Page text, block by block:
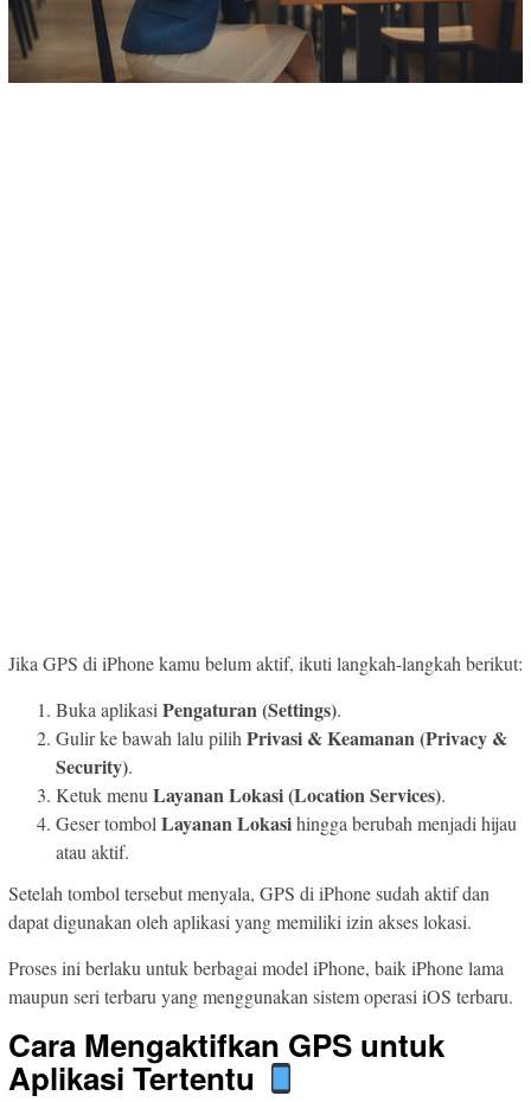
Jika GPS di iPhone kamu belum aktif, ikuti langkah-langkah berikut:
Buka aplikasi Pengaturan (Settings).
Gulir ke bawah lalu pilih Privasi & Keamanan (Privacy &
Security).
Ketuk menu Layanan Lokasi (Location Services).
Geser tombol Layanan Lokasihingga berubah menjadi hijau
atau aktif.
Setelah tombol tersebut menyala, GPS di iPhone sudah aktif dan
dapat digunakan oleh aplikasi yang memiliki izin akses lokasi.
Proses ini berlaku untuk berbagai model iPhone, baik iPhone lama
maupun seri terbaru yang menggunakan sistem operasi iOS terbaru.
Cara Mengaktifkan GPS untuk
Aplikasi Tertentu